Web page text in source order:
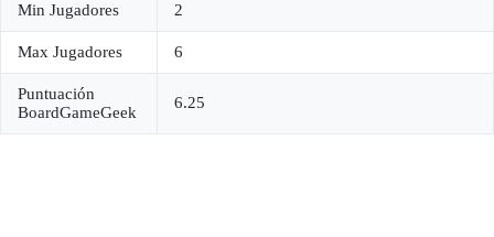
Min Jugadores 2
Max Jugadores 6
Puntuación
BoardGameGeek
6.25